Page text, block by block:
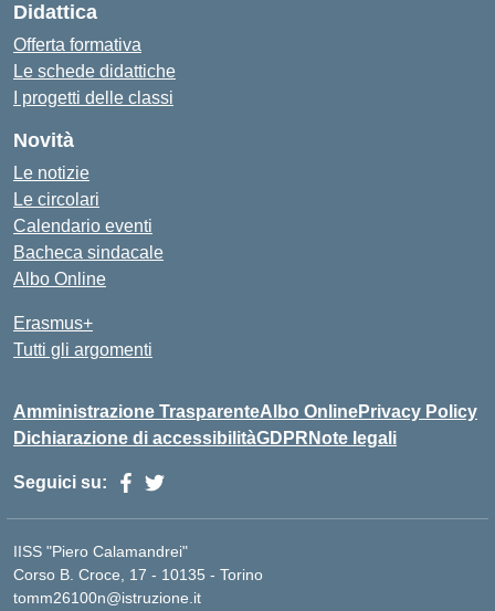
Didattica
Offerta formativa
Le schede didattiche
I progetti delle classi
Novità
Le notizie
Le circolari
Calendario eventi
Bacheca sindacale
Albo Online
Erasmus+
Tutti gli argomenti
Amministrazione TrasparenteAlbo OnlinePrivacy Policy
Dichiarazione di accessibilitàGDPR Note legali
Seguici su:
IISS "Piero Calamandrei"
Corso B. Croce, 17 - 10135 - Torino
tomm26100n@istruzione.it